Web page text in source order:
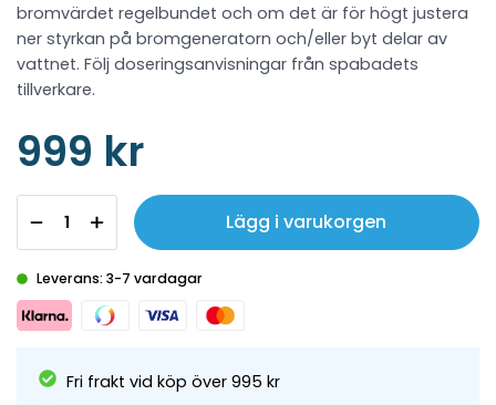
bromvärdet regelbundet och om det är för högt justera
ner styrkan på bromgeneratorn och/eller byt delar av
vattnet. Följ doseringsanvisningar från spabadets
tillverkare.
999 kr
Lägg i varukorgen
Leverans: 3-7 vardagar
Fri frakt vid köp över 995 kr